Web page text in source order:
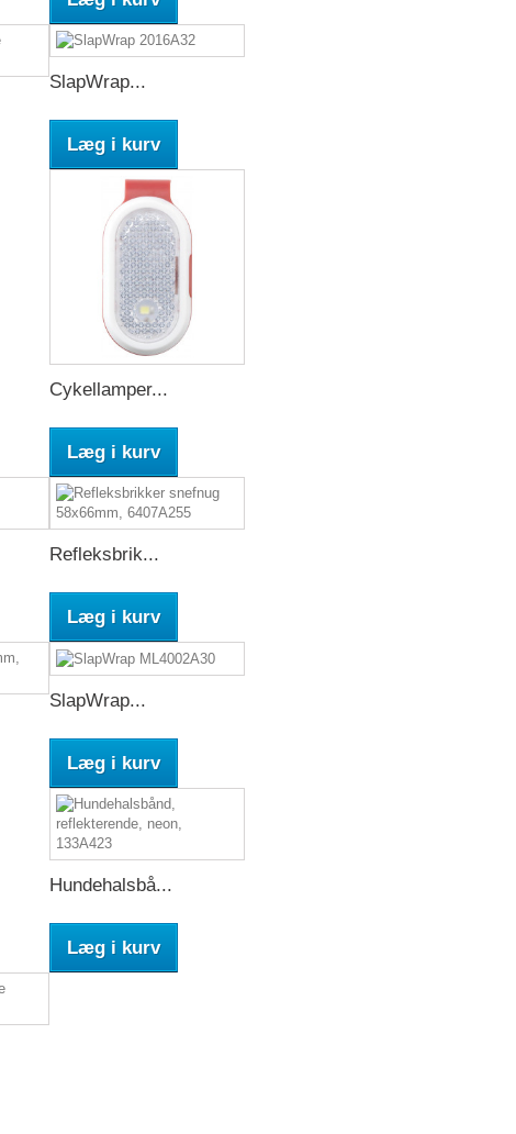
SlapWrap...
Læg i kurv
Cykellamper...
Læg i kurv
Refleksbrik...
Læg i kurv
SlapWrap...
Læg i kurv
Hundehalsbå...
Læg i kurv